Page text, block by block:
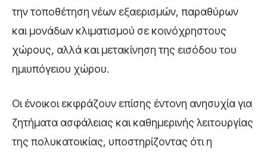
την τοποθέτηση νέων εξαερισμών, παραθύρων
και μονάδων κλιματισμού σε κοινόχρηστους
χώρους, αλλά και μετακίνηση της εισόδου του
ημιυπόγειου χώρου.
Οι ένοικοι εκφράζουν επίσης έντονη ανησυχία για
ζητήματα ασφάλειας και καθημερινής λειτουργίας
της πολυκατοικίας, υποστηρίζοντας ότι η